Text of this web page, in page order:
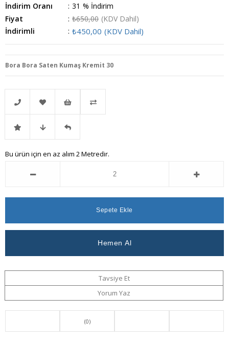
İndirim Oranı : %
31
İndirim
Fiyat
: ₺650,00 (KDV Dahil)
İndirimli
: ₺450,00 (KDV Dahil)
Bora Bora Saten Kumaş Kremit 30
Telefonla
Sipariş
Favorilere
Ekle
İstek
Listeme
İndirimli Fiyat
Ver
Gelince
Bu ürün için en az alım 2 Metredir.
Tavsiye Et
Yorum Yaz
(0)